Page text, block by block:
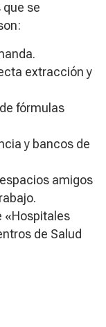
se
extracción y
fórmulas
y bancos de
amigos
«Hospitales
de Salud